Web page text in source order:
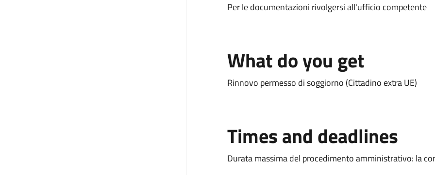
Per le documentazioni rivolgersi all'ufficio competente
What do you get
Rinnovo permesso di soggiorno (Cittadino extra UE)
Times and deadlines
Durata massima del procedimento amministrativo: la